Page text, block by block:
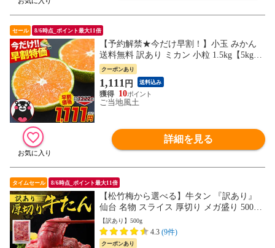
セール 8/6時点_ポイント最大11倍
【予約解禁★今だけ早割！】小玉 みかん
送料無料 訳あり ミカン 小粒 1.5kg【5kg以
下(5キロ・5k) 家庭用 サイズ 箱買い 】 果
物 熊本 極早生 柑橘 訳アリ 小玉 《9月中
旬-10月中旬---d2_kodamakan_q9_26_1222_1
500g---
クーポンあり
1,111 円 送料込み
10
ご当地風土
詳細を見る
タイムセール 8/6時点_ポイント最大11倍
【松竹梅から選べる】牛タン 『訳あり』
仙台 名物 スライス 厚切り メガ盛り 500g
牛たん 切り落とし 赤身 形不揃い 熟成仕込
み バーベキュー 肉 BBQ 宮城 タン中 タン
先 お取り寄せグルメ 在庫処分 焼肉 プレゼ
【訳あり】500g
4.3 (9件)
クーポンあり